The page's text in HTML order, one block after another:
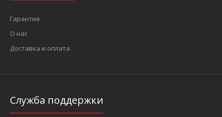
Гарантия
О нас
Доставка и оплата
Служба поддержки